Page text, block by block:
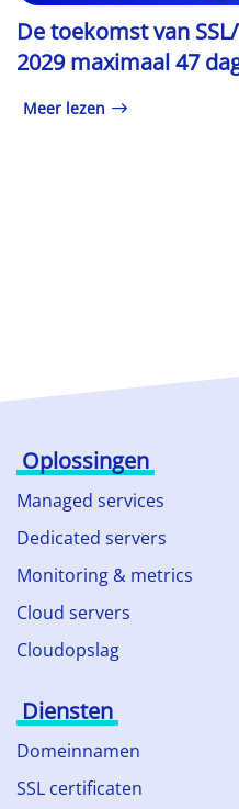
De toekomst van
2029 maximaal 47
Meer lezen
Oplossingen
Managed services
Dedicated servers
Monitoring & metrics
Cloud servers
Cloudopslag
Diensten
Domeinnamen
SSL certificaten